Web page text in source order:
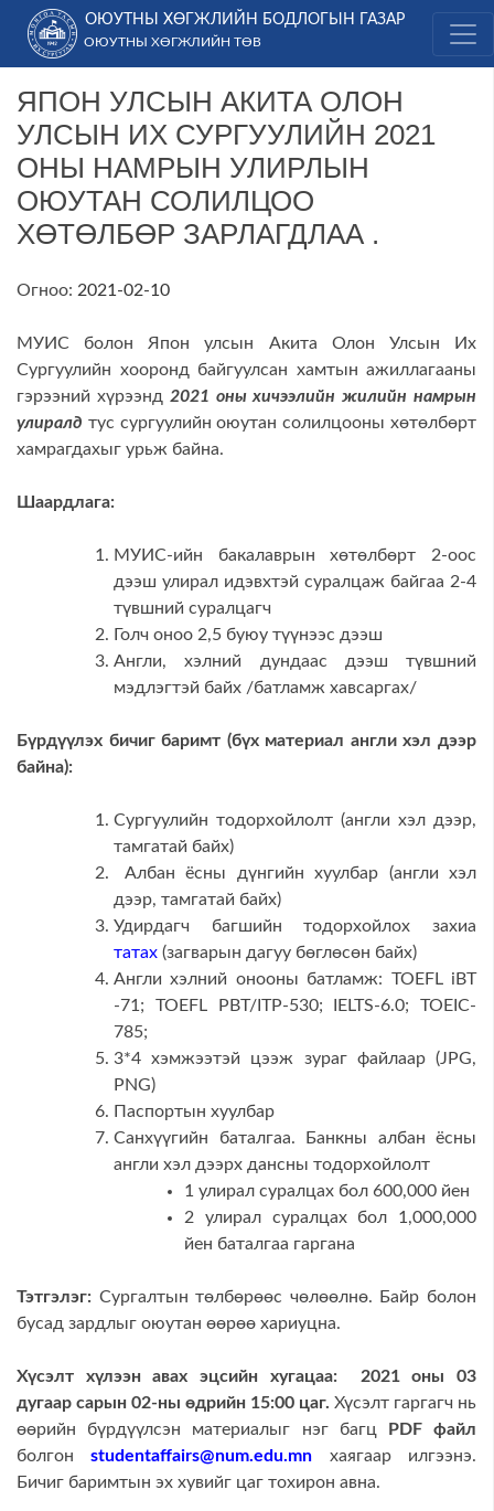
content
ОЮУТНЫ ХӨГЖЛИЙН БОДЛОГЫН ГАЗАР
ОЮУТНЫ ХӨГЖЛИЙН ТӨВ
ЯПОН УЛСЫН АКИТА ОЛОН
УЛСЫН ИХ СУРГУУЛИЙН 2021
ОНЫ НАМРЫН УЛИРЛЫН
ОЮУТАН СОЛИЛЦОО
ХӨТӨЛБӨР ЗАРЛАГДЛАА .
Огноо: 2021-02-10
МУИС болон Япон улсын Акита Олон Улсын Их
Сургуулийн хооронд байгуулсан хамтын ажиллагааны
гэрээний хүрээнд 2021 оны хичээлийн жилийннамрын
улиралд тус сургуулийн оюутан солилцооны хөтөлбөрт
хамрагдахыг урьж байна.
Шаардлага:
МУИС-ийн бакалаврын хөтөлбөрт 2-оос
дээш улирал идэвхтэй суралцаж байгаа 2-4
түвшний суралцагч
Голч оноо 2,5 буюу түүнээс дээш
Англи, хэлний дундаас дээш түвшний
мэдлэгтэй байх /батламж хавсаргах/
Бүрдүүлэх бичиг баримт (бүх материал англи хэл дээр
байна):
Сургуулийн тодорхойлолт (англи хэл дээр,
тамгатай байх)
Албан ёсны дүнгийн хуулбар (англи хэл
дээр, тамгатай байх)
Удирдагч багшийн тодорхойлох захиа
татах (загварын дагуу бөглөсөн байх)
Англи хэлний онооны батламж: TOEFL iBT
-71; TOEFL PBT/ITP-530; IELTS-6.0; TOEIC-
785;
3*4 хэмжээтэй цээж зураг файлаар (JPG,
PNG)
Паспортын хуулбар
Санхүүгийн баталгаа. Банкны албан ёсны
англи хэл дээрх дансны тодорхойлолт
1 улирал суралцах бол 600,000 йен
2 улирал суралцах бол 1,000,000
йен баталгаа гаргана
Тэтгэлэг: Сургалтын төлбөрөөс чөлөөлнө. Байр болон
бусад зардлыг оюутан өөрөө хариуцна.
Хүсэлт хүлээн авах эцсийн хугацаа: 2021 оны 03
дугаар сарын 02-ны өдрийн 15:00 цаг. Хүсэлт гаргагч нь
өөрийн бүрдүүлсэн материалыг нэг багц
PDF
файл
болгонstudentaffairs@num.edu.mn хаягаар илгээнэ.
Бичиг баримтын эх хувийг цаг тохирон авна.